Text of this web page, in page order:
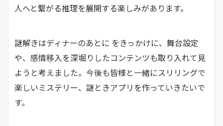
人へと繋がる推理を展開する楽しみがあります。
謎解きはディナーのあとに をきっかけに、舞台設定
や、感情移入を深堀りしたコンテンツも取り入れて見
ようと考えました。今後も皆様と一緒にスリリングで
楽しいミステリー、謎ときアプリを作っていきたいで
す。